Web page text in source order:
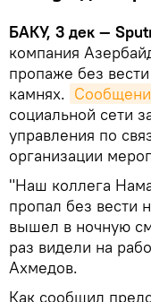
БАКУ, 3 дек —
компания
пропаже без
камнях.
социальной сети
управления по
организации
"Наш коллега
пропал без вести
вышел в ночную
раз видели на
Ахмедов.
Как сообщил